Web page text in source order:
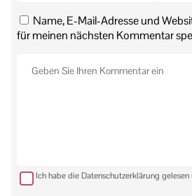
Name, E-Mail-Adresse und
für meinen nächsten Kommentar
Ich habe die Datenschutzerklärung